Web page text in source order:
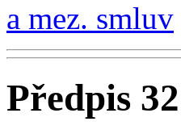
a mez. smluv
Předpis